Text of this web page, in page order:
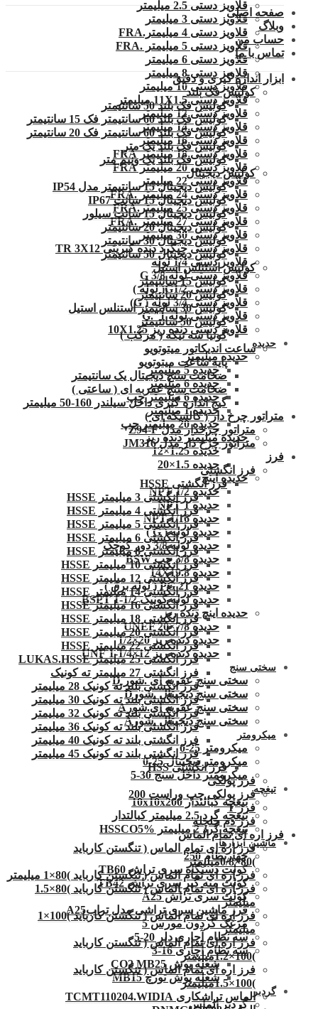
قلاویز دستی 2.5 میلیمتر
قلاویز دستی 3 میلیمتر
قلاویز دستی 4 میلیمتر.FRA
قلاویز دستی 5 میلیمتر .FRA
قلاویز دستی 6 میلیمتر
قلاویز دستی 8 میلیمتر
قلاویز دستی 10 میلیمتر
قلاویز دستی 11X1.5 میلیمتر
قلاویز دستی 12 میلیمتر
قلاویز دستی 14 میلیمتر
قلاویز دستی 16 میلیمتر
قلاویز دستی 18 میلیمتر FRA
قلاویز دستی 20 میلیمتر FRA
قلاویز دستی 22 میلیمتر
قلاویز دستی 24 میلیمتر .FRA
قلاویز دستی 25 میلیمتر.FRA
قلاویز دستی 27 میلیمتر .FRA
قلاویز دستی 30 میلیمتر
قلاویز دستی چپگرد دنده کبریتی TR 3X12
قلاویز دستی 1/4 لوله
قلاویز دستی لوله G 3/8
قلاویز دستی G1/2( لوله )
قلاویز دستی 3/4 لوله ( G)
قلاویز دستی لوله 1″.G
قلاویز دستی دنده ریز 10X1.25
حدیده
حدیده میلیمتر
حدیده 5 میلیمتر
حدیده 6 میلیمتر
حدیده 6 میلیمتر چپ
حدیده 1 میلیمتر
حدیده 20 میلیمتر چپ
حدیده میلیمتر دنده ریز
حدیده 1.25×12
حدیده 1.5×20
حدیده اینچ
حدیده 1/2 NPT
حدیده NPT 1
حدیده 1/16 NPT
حدیده لوله ( G )
حدیده لوله 3/8 دور کوچک
حدیده 3/8 چپ BSW
حدیده 14X19.8
حدیده 21 PG ( لوله برق )
حدیده لوله کونیک 1/2-1 BSPT
حدیده اینچ دنده ریز
حدیده UNEF 20×7/8
حدیده دنده ریز 20×1/2
حدیده دنده ریز 12×1/4-1 UNF
سختی سنج
سختی سنج عقربه ای .شور D
سختی سنج دیجیتال .شورD
سختی سنج عقربه ای.شورA
سختی سنج دیجیتال .شورA
میکرومتر
میکرومتر 25-0
میکرومتر دیجیتال 25-0
میکرومتر داخل سنج 30-5
تیغچه
تیغچه کبالتدار 10x10x200
تیغچه گرد 2.5 میلیمتر کبالتدار
تیغچه گرد 2 میلیمتر HSSCO5%
ماشین ابزارها
چهارنظام 250
کولت دستگاه سری تراش TB60
کولت مته گیر سری تراش TB42
کولت سری تراش A25
فرز ماشین سری تراشی مدل ترابA25
مرغک گردون مورس 5
سه نظام آچاری دلر 20-5
سه نظام آچاری 16-3
شعله پوش CO2 MB25
شعله پوش تورچ MB15
گردبر
گردبر الماس
صفحه اصلی
وبلاگ
حساب من
تماس با ما
ابزار اندازه گیری و دقیق
کولیس فک بلند
کولیس فک بلند 50 سانتیمتر
کولیس فک بلند 60 سانتیمتر فک 15 سانتیمتر
کولیس فک بلند 60 سانتیمتر فک 20 سانتیمتر
کولیس فک بلند یک متر
کولیس فک بلند یک ونیم متر
کولیس دیجیتال
کولیس دیجیتال 15 سانتیمتر مدل IP54
کولیس دیجیتال 15 سانت IP67
کولیس دیجیتال 15 سانت سیلور
کولیس دیجیتال 20 سانتیمتر
کولیس دیجیتال 30 سانتیمتر
کولیس دیجیتال 50 سانتیمتر
کولیس استنلس استیل
کولیس 15 سانتیمتر
کولیس 20 سانتیمتر
کولیس 30 سانتیمتر استنلس استیل
کولیس 50 سانتیمتر
گونیا سه تیکه ( مرکب )
ساعت اندیکاتور میتوتویو
پایه ساعت میتوتویو
ضخامت سنج دیجیتال یک سانتیمتر
ضخامت سنج عقربه ای ( ساعتی )
گیج اندازه گیری داخل سیلندر 160-50 میلیمتر
متراتور چرخ دار ( کالسکه ای )
متراتور چرخدار مدل Z94-F
متراتور چرخ دار مدل JM316
فرز
فرز انگشتی
فرز انگشتی HSSE
فرز انگشتی 3 میلیمتر HSSE
فرز انگشتی 4 میلیمتر HSSE
فرز انگشتی 5 میلیمتر HSSE
فرز انگشتی 6 میلیمتر HSSE
فرز انگشتی 8 میلیمتر HSSE
فرز انگشتی 10 میلیمتر HSSE
فرز انگشتی 12 میلیمتر HSSE
فرز انگشتی 14 میلیمتر HSSE
فرز انگشتی 16 میلیمتر HSSE
فرز انگشتی 18 میلیمتر HSSE
فرز انگشتی 20 میلیمتر HSSE
فرز انگشتی 22 میلیمتر HSSE
فرز انگشتی 25 میلیمتر LUKAS.HSSE
فرز انگشتی 27 میلیمتر ته کونیک
فرز انگشتی بلند ته کونیک 28 میلیمتر
فرز انگشتی بلند ته کونیک 30 میلیمتر
فرز انگشتی بلند ته کونیک 32 میلیمتر
فرز انگشتی بلند ته کونیک 36 میلیمتر
فرز انگشتی بلند ته کونیک 40 میلیمتر
فرز انگشتی بلند ته کونیک 45 میلیمتر
فرز انگشتی HSS
فرز پولکی
فرز پولکی چپ وراست 200
فرز T
فرز دم چلچله
فرز اره ای تمام الماس
فرز اره ای تمام الماس ( تنگستن کارباید
)80×0/8میلیمتر
فرز اره ای تمام الماس ( تنگستن کارباید )80×1 میلیمتر
فرز اره ای تمام الماس ( تنگستن کارباید )80×1.5
میلیمتر
فرز اره ای تمام الماس ( تنگستن کارباید )100×1
میلیمتر
فرز اره ای تمام الماس ( تنگستن کارباید
)100×1.2میلیمتر
فرز اره ای تمام الماس ( تنگستن کارباید
)100×1.5میلیمتر
الماس تراشکاری TCMT110204.WIDIA